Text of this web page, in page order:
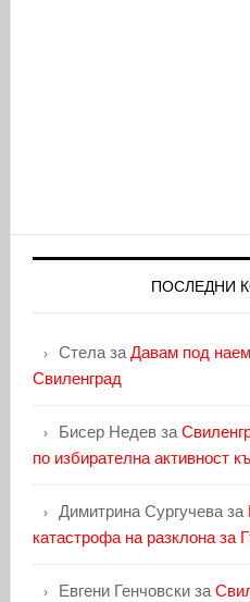
ПОСЛЕДНИ
СтелазаДавам под
Свиленград
Бисер Недевза
по избирателна активност
Димитрина Сургучеваза
катастрофа на разклона за
Евгени Генчовскиза